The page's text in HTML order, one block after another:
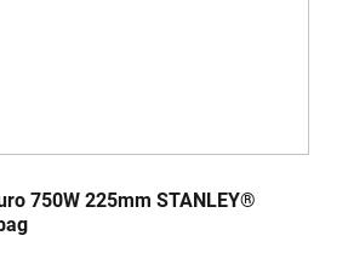
750W 225mm STANLEY®